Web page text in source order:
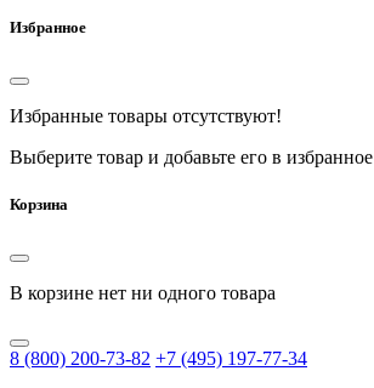
Избранное
Избранные товары отсутствуют!
Выберите товар и добавьте его в избранное
Корзина
В корзине нет ни одного товара
8 (800) 200-73-82 +7 (495) 197-77-34